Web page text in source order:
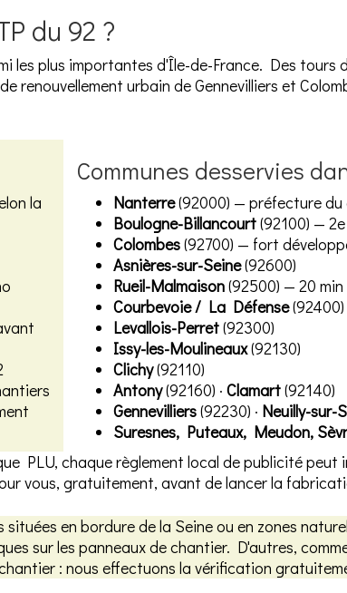
du 92 ?
plus importantes d'Île-de-France. Des tours
urbain de Gennevilliers et
la
Communes desservies
Nanterre(92000) — préfecture du
Boulogne-Billancourt(92100) —
Colombes(92700) — fort
Asnières-sur-Seine(92600)
Rueil-Malmaison(92500) — 20
Courbevoie / La Défense(92400)
Levallois-Perret(92300)
Issy-les-Moulineaux(92130)
Clichy(92110)
Antony(92160) · Clamart(92140)
Gennevilliers(92230) · Neuilly-sur-
Suresnes, Puteaux, Meudon,
PLU, chaque règlement local de publicité
vous, gratuitement, avant de lancer la
en bordure de la Seine ou en zones
sur les panneaux de chantier. D'autres,
: nous effectuons la vérification